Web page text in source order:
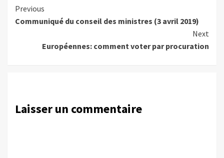
Continue
Reading
Previous
Communiqué du conseil des ministres (3 avril 2019)
Next
Européennes: comment voter par procuration
Laisser un commentaire